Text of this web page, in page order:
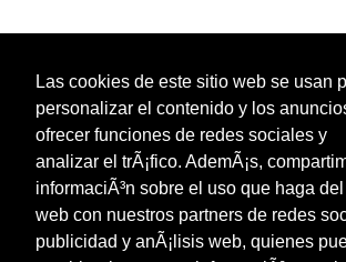
Las cookies de este sitio web se usan
personalizar el contenido y los
ofrecer funciones de redes sociales y
analizar el trÃ¡fico. AdemÃ¡s,
informaciÃ³n sobre el uso que haga
web con nuestros partners de redes
publicidad y anÃ¡lisis web, quienes